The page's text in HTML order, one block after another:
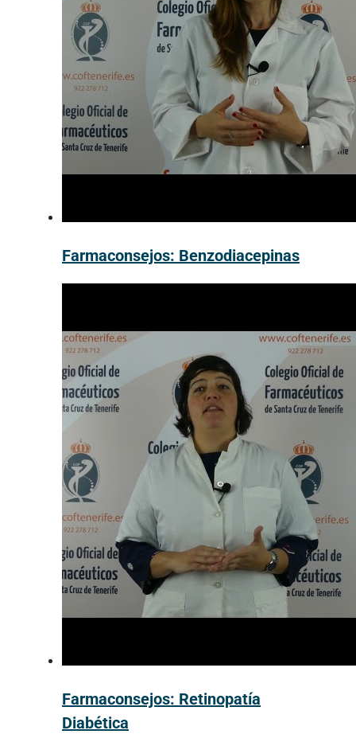
Farmaconsejos: Benzodiacepinas
Farmaconsejos: Retinopatía
Diabética